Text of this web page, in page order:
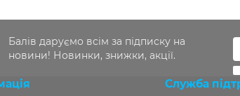
Балів даруємо всім за підписку на
новини! Новинки, знижки, акції.
Служба